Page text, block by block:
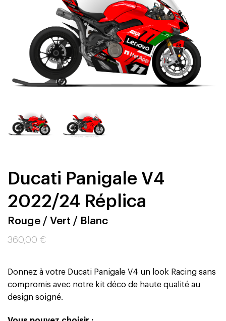
Ducati Panigale V4
2022/24 Réplica
Rouge / Vert / Blanc
360,00 €
Donnez à votre Ducati Panigale V4 un look Racing sans
compromis avec notre kit déco de haute qualité au
design soigné.